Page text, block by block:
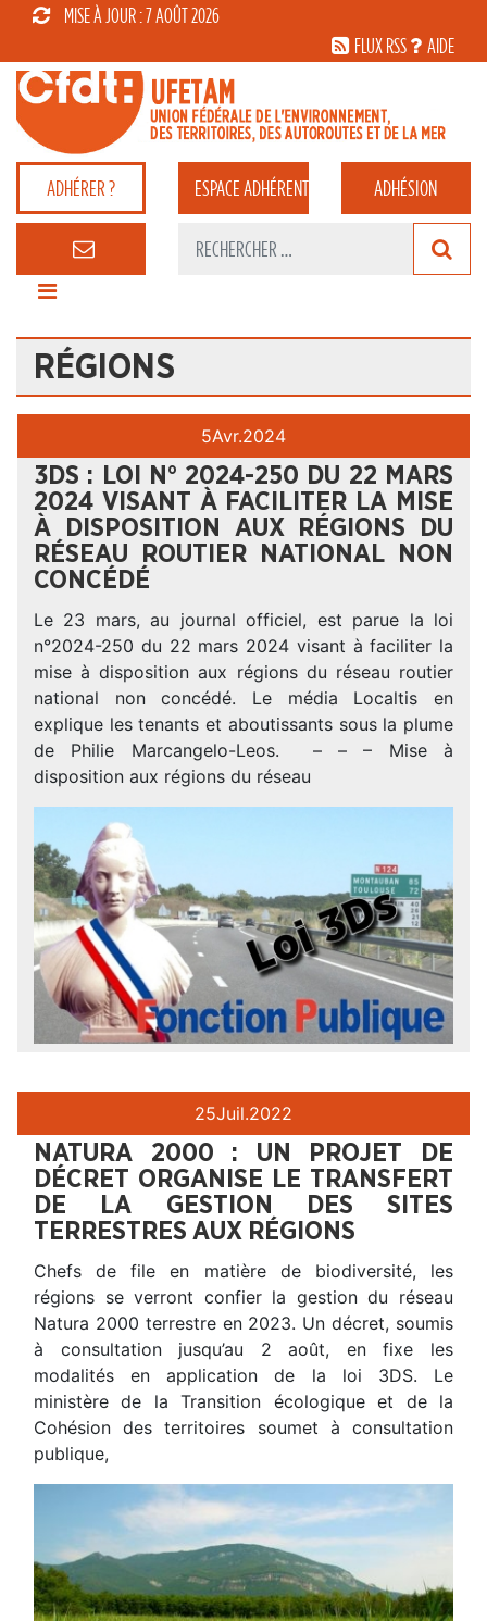
MISE À JOUR : 7 AOÛT 2026
FLUX RSS
AIDE
ADHÉRER ? ESPACEADHÉRENT ADHÉSION
RÉGIONS
5Avr.2024
3DS : LOI N° 2024-250 DU 22 MARS
2024 VISANT À FACILITER LA MISE
À DISPOSITION AUX RÉGIONS DU
RÉSEAU ROUTIER NATIONAL NON
CONCÉDÉ
Le 23 mars, au journal officiel, est parue la loi
n°2024-250 du 22 mars 2024 visant à faciliter la
mise à disposition aux régions du réseau routier
national non concédé. Le média Localtis en
explique les tenants et aboutissants sous la plume
de Philie Marcangelo-Leos. – – – Mise à
disposition aux régions du réseau
25Juil.2022
NATURA 2000 : UN PROJET DE
DÉCRET ORGANISE LE TRANSFERT
DE LA GESTION DES SITES
TERRESTRES AUX RÉGIONS
Chefs de file en matière de biodiversité, les
régions se verront confier la gestion du réseau
Natura 2000 terrestre en 2023. Un décret, soumis
à consultation jusqu’au 2 août, en fixe les
modalités en application de la loi 3DS. Le
ministère de la Transition écologique et de la
Cohésion des territoires soumet à consultation
publique,